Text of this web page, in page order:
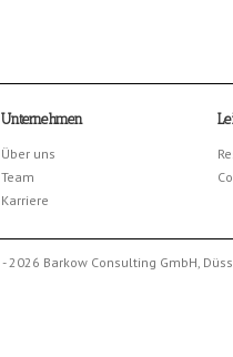
Unternehmen
Über uns
Team
Karriere
2026 Barkow Consulting GmbH,